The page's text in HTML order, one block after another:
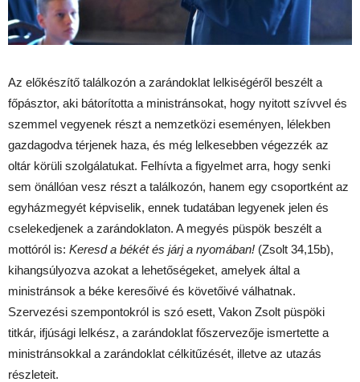
Az előkészítő találkozón a zarándoklat lelkiségéről beszélt a
főpásztor, aki bátorította a ministránsokat, hogy nyitott szívvel és
szemmel vegyenek részt a nemzetközi eseményen, lélekben
gazdagodva térjenek haza, és még lelkesebben végezzék az
oltár körüli szolgálatukat. Felhívta a figyelmet arra, hogy senki
sem önállóan vesz részt a találkozón, hanem egy csoportként az
egyházmegyét képviselik, ennek tudatában legyenek jelen és
cselekedjenek a zarándoklaton. A megyés püspök beszélt a
mottóról is: Keresd a békét és járj a nyomában! (Zsolt 34,15b),
kihangsúlyozva azokat a lehetőségeket, amelyek által a
ministránsok a béke keresőivé és követőivé válhatnak.
Szervezési szempontokról is szó esett, Vakon Zsolt püspöki
titkár, ifjúsági lelkész, a zarándoklat főszervezője ismertette a
ministránsokkal a zarándoklat célkitűzését, illetve az utazás
részleteit.